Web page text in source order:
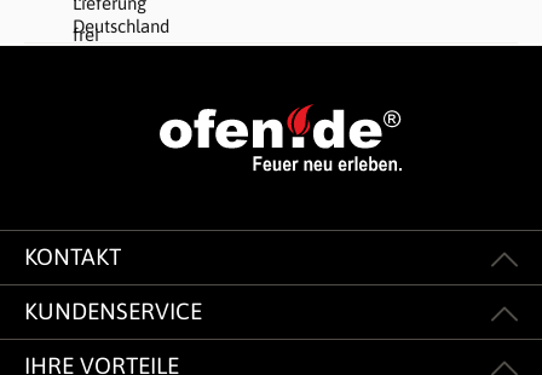
KONTAKT
KUNDENSERVICE
IHRE VORTEILE